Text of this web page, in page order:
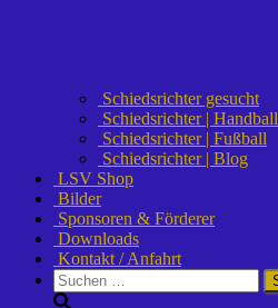
Schiedsrichter gesucht
Schiedsrichter | Handball
Schiedsrichter | Fußball
Schiedsrichter | Blog
LSV Shop
Bilder
Sponsoren & Förderer
Downloads
Kontakt / Anfahrt
Suchen
nach: